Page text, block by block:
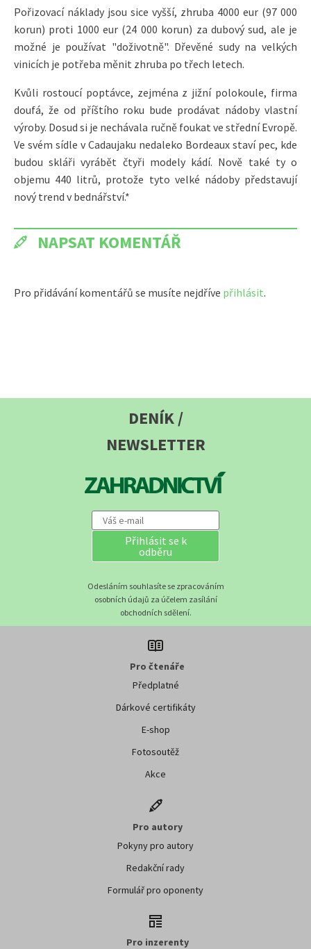
Pořizovací náklady jsou sice vyšší, zhruba 4000 eur (97 000
korun) proti 1000 eur (24 000 korun) za dubový sud, ale je
možné je používat "doživotně". Dřevěné sudy na velkých
vinicích je potřeba měnit zhruba po třech letech.
Kvůli rostoucí poptávce, zejména z jižní polokoule, firma
doufá, že od příštího roku bude prodávat nádoby vlastní
výroby. Dosud si je nechávala ručně foukat ve střední Evropě.
Ve svém sídle v Cadaujaku nedaleko Bordeaux staví pec, kde
budou skláři vyrábět čtyři modely kádí. Nově také ty o
objemu 440 litrů, protože tyto velké nádoby představují
nový trend v bednářství.*
NAPSAT KOMENTÁŘ
Pro přidávání komentářů se musíte nejdříve přihlásit.
DENÍK /
NEWSLETTER
Přihlásit se k
odběru
Odesláním souhlasíte se zpracováním
osobních údajů za účelem zasílání
obchodních sdělení.
Pro čtenáře
Předplatné
Dárkové certifikáty
E-shop
Fotosoutěž
Akce
Pro autory
Pokyny pro autory
Redakční rady
Formulář pro oponenty
Pro inzerenty